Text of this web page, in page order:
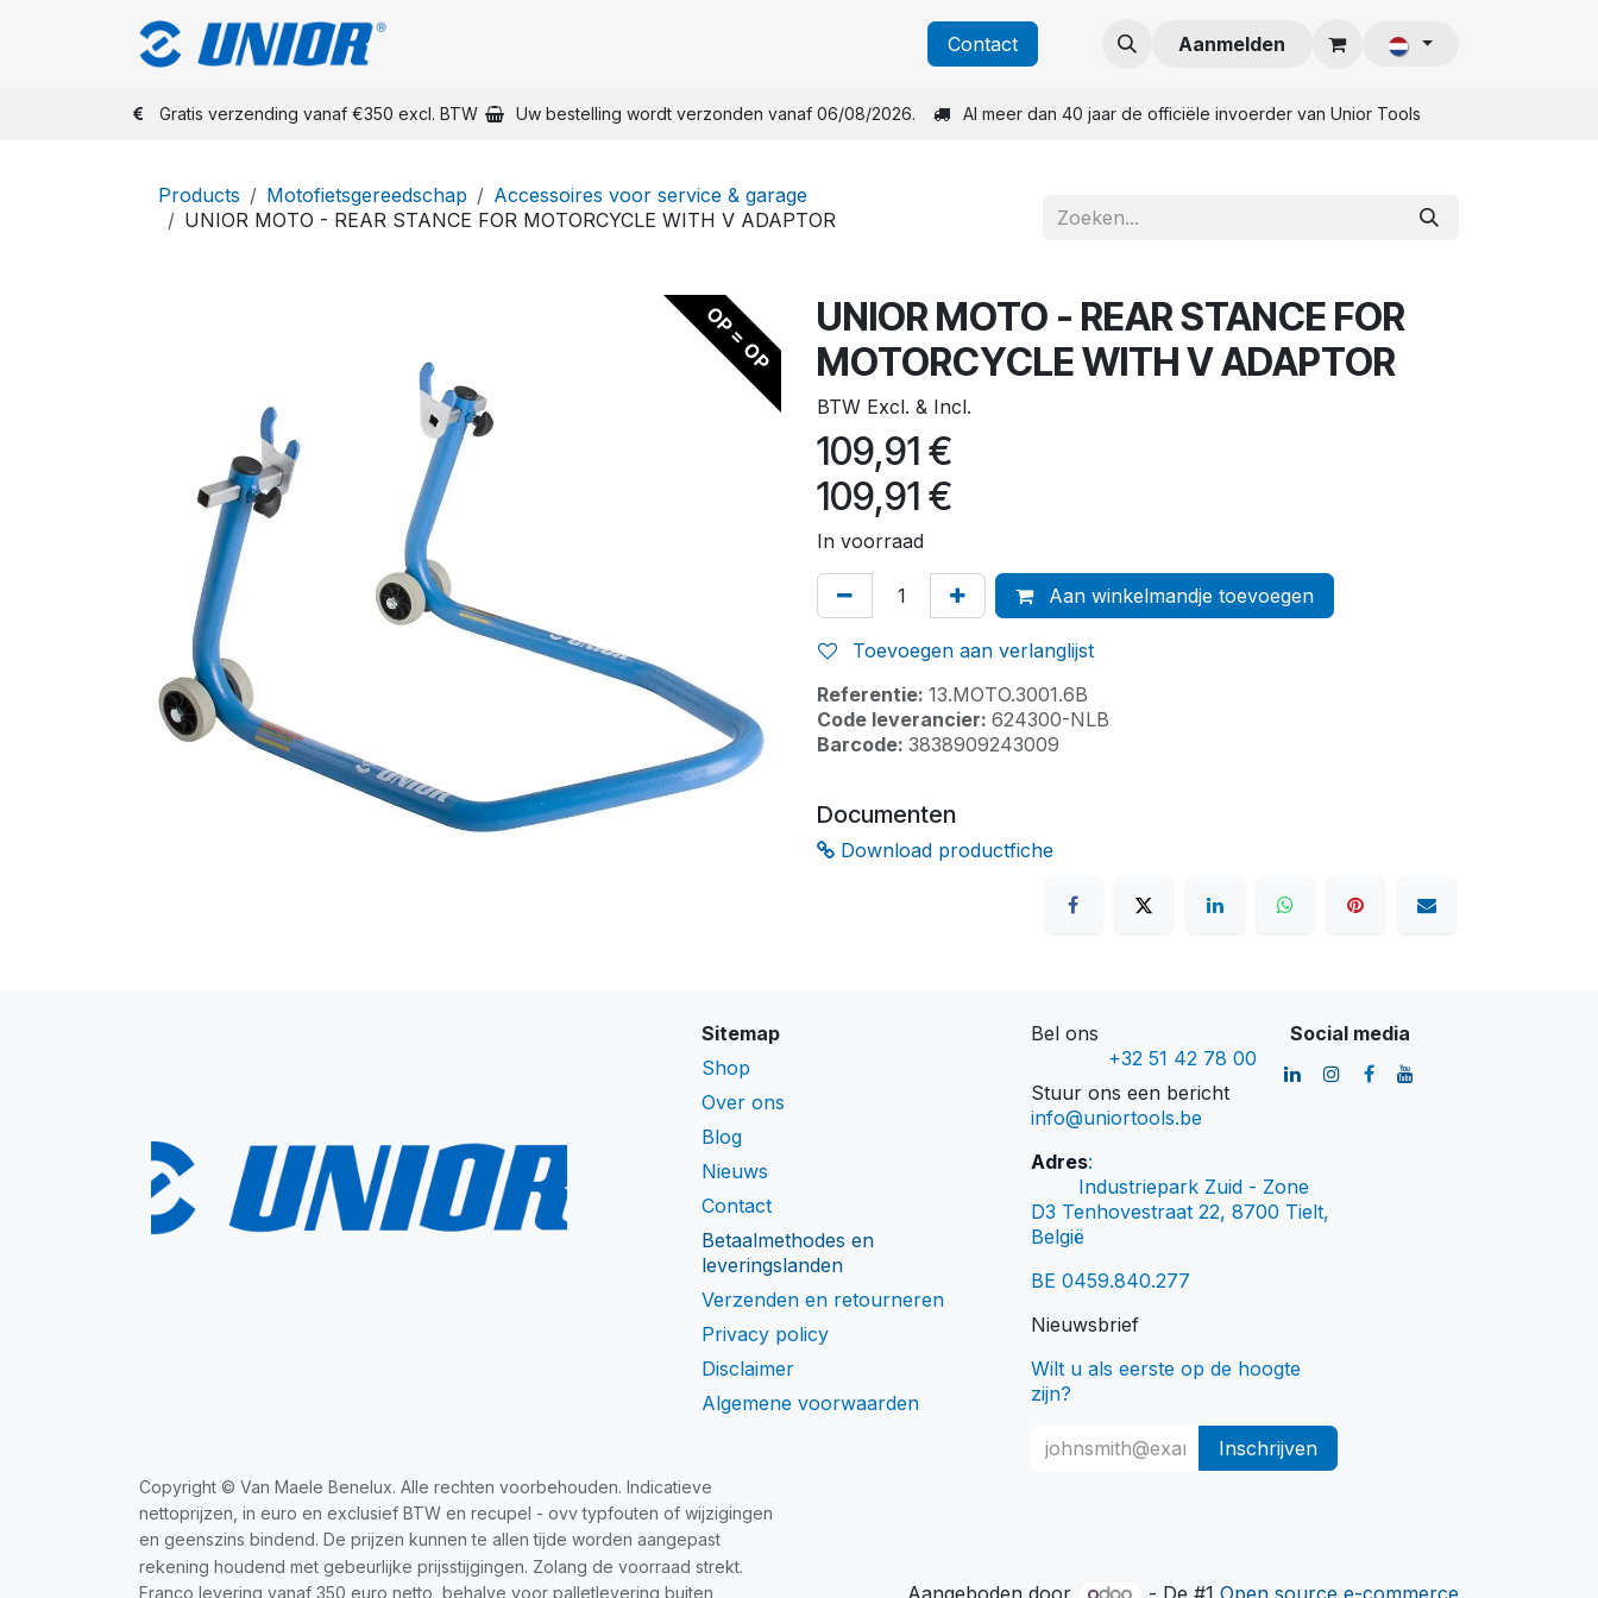
​Contact Aanmelden
Gratis verzending vanaf €350 excl. BTW Uw bestelling wordt verzonden vanaf 06/08/2026. Al meer dan 40 jaar de officiële invoerder van Unior Tools
Products Motofietsgereedschap
Accessoires voor service & garage
UNIOR MOTO - REAR STANCE FOR MOTORCYCLE WITH V ADAPTOR
OP = OP
UNIOR MOTO - REAR STANCE FOR
MOTORCYCLE WITH V ADAPTOR
BTW Excl. & Incl.
109,91 €
109,91 €
In voorraad
Aan winkelmandje toevoegen
Toevoegen aan verlanglijst
Referentie: 13.MOTO.3001.6B
Code leverancier: 624300-NLB
Barcode: 3838909243009
Documenten
Download productfiche
Social media
Sitemap
Shop
Over ons
Blog
Nieuws
Contact
Betaalmethodes en
leveringslanden
Verzenden en retourneren
Privacy policy
Disclaimer
Algemene voorwaarden
Bel ons​
+32 51 42 78 00
Stuur ons een bericht
info@uniortools.be
Adres:
​Industriepark Zuid - Zone
D3 Tenhovestraat 22, 8700 Tielt,
België
BE 0459.840.277
Nieuwsbrief
Wilt u als eerste op de hoogte
zijn?
Inschrijven
​Copyright © Van Maele Benelux. Alle rechten voorbehouden. Indicatieve
nettoprijzen, in euro en exclusief BTW en recupel - ovv typfouten of wijzigingen
en geenszins bindend. De prijzen kunnen te allen tijde worden aangepast
rekening houdend met gebeurlijke prijsstijgingen. Zolang de voorraad strekt.
Franco levering vanaf 350 euro netto, behalve voor palletlevering buiten
Aangeboden door - De #1 Open source e-commerce